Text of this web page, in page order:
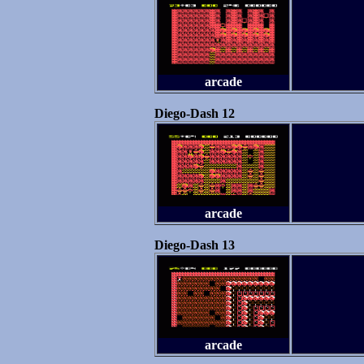
arcade
Diego-Dash 12
arcade
Diego-Dash 13
arcade